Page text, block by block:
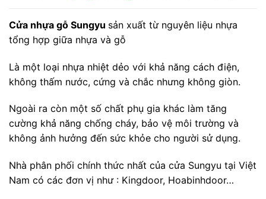
Cửa nhựa gỗ Sungyu sản xuất từ nguyên liệu nhựa
tổng hợp giữa nhựa và gỗ
Là một loại nhựa nhiệt dẻo với khả năng cách điện,
không thấm nước, cứng và chắc nhưng không giòn.
Ngoài ra còn một số chất phụ gia khác làm tăng
cường khả năng chống cháy, bảo vệ môi trường và
không ảnh hưởng đến sức khỏe cho người sử dụng.
Nhà phân phối chính thức nhất của cửa Sungyu tại Việt
Nam có các đơn vị như : Kingdoor, Hoabinhdoor…